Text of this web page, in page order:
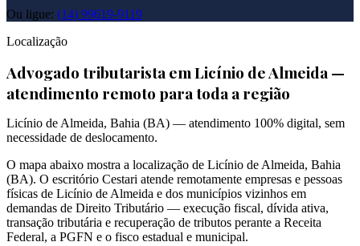
Ou ligue: (14) 99619-9119
Localização
Advogado tributarista emLicínio de Almeida —
atendimento remoto para toda a região
Licínio de Almeida, Bahia (BA) — atendimento 100% digital, sem
necessidade de deslocamento.
O mapa abaixo mostra a localização de Licínio de Almeida, Bahia
(BA). O escritório Cestari atende remotamente empresas e pessoas
físicas de Licínio de Almeida e dos municípios vizinhos em
demandas de Direito Tributário — execução fiscal, dívida ativa,
transação tributária e recuperação de tributos perante a Receita
Federal, a PGFN e o fisco estadual e municipal.